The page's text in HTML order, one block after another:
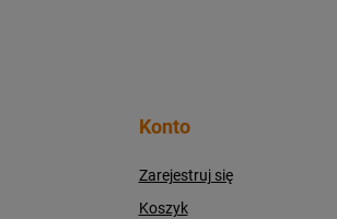
Konto
Zarejestruj się
Koszyk